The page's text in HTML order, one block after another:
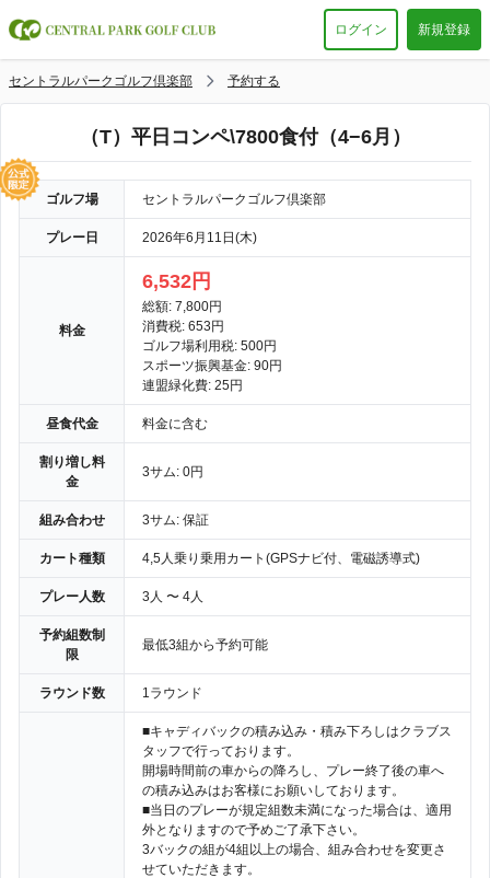
ログイン 新規登録
セントラルパークゴルフ倶楽部 予約する
（T）平日コンペ\7800食付（4−6月）
ゴルフ場 セントラルパークゴルフ倶楽部
プレー日 2026年6月11日(木)
料金
6,532円
総額: 7,800円
消費税: 653円
ゴルフ場利用税: 500円
スポーツ振興基金: 90円
連盟緑化費: 25円
昼食代金 料金に含む
割り増し料
金
3サム: 0円
組み合わせ 3サム: 保証
カート種類 4,5人乗り乗用カート(GPSナビ付、電磁誘導式)
プレー人数 3人 〜 4人
予約組数制
限
最低3組から予約可能
ラウンド数 1ラウンド
■キャディバックの積み込み・積み下ろしはクラブス
タッフで行っております。
開場時間前の車からの降ろし、プレー終了後の車へ
の積み込みはお客様にお願いしております。
■当日のプレーが規定組数未満になった場合は、適用
外となりますので予めご了承下さい。
3バックの組が4組以上の場合、組み合わせを変更さ
せていただきます。